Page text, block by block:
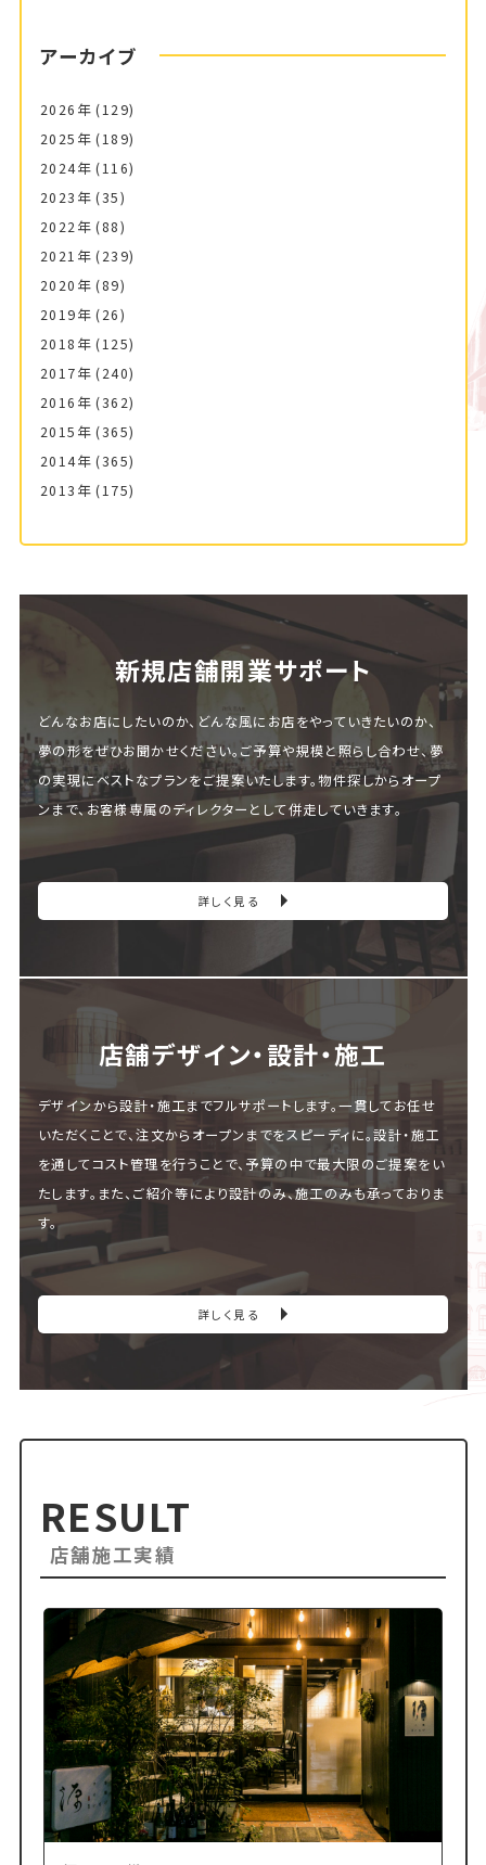
アーカイブ
2026年 (129)
2025年 (189)
2024年 (116)
2023年 (35)
2022年 (88)
2021年 (239)
2020年 (89)
2019年 (26)
2018年 (125)
2017年 (240)
2016年 (362)
2015年 (365)
2014年 (365)
2013年 (175)
新規店舗開業サポート
どんなお店にしたいのか、どんな風にお店をやっていきたいのか、
夢の形をぜひお聞かせください。ご予算や規模と照らし合わせ、夢
の実現にベストなプランをご提案いたします。物件探しからオープ
ンまで、お客様専属のディレクターとして併走していきます。
詳しく見る
店舗デザイン・設計・施⼯
デザインから設計・施工までフルサポートします。一貫してお任せ
いただくことで、注文からオープンまでをスピーディに。設計・施工
を通してコスト管理を行うことで、予算の中で最大限のご提案をい
たします。また、ご紹介等により設計のみ、施工のみも承っておりま
す。
詳しく見る
RESULT
店舗施工実績